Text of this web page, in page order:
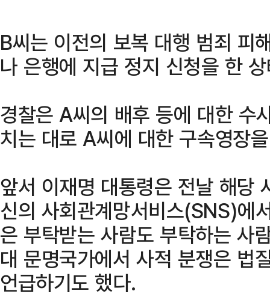
B씨는 이전의 보복 대행 범죄 피
나 은행에 지급 정지 신청을 한
경찰은 A씨의 배후 등에 대한 수
치는 대로 A씨에 대한 구속영장
앞서 이재명 대통령은 전날 해당
신의 사회관계망서비스(SNS)에
은 부탁받는 사람도 부탁하는 사
대 문명국가에서 사적 분쟁은 법
언급하기도 했다.